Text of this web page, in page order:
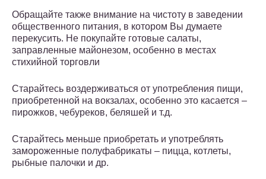
Обращайте также внимание на чистоту в заведении
общественного питания, в котором Вы думаете
перекусить. Не покупайте готовые салаты,
заправленные майонезом, особенно в местах
стихийной торговли
Старайтесь воздерживаться от употребления пищи,
приобретенной на вокзалах, особенно это касается –
пирожков, чебуреков, беляшей и т.д.
Старайтесь меньше приобретать и употреблять
замороженные полуфабрикаты – пицца, котлеты,
рыбные палочки и др.